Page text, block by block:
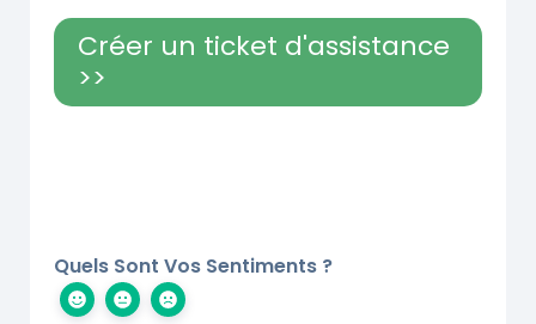
Créer un ticket d'assistance
>>
Quels Sont Vos Sentiments ?